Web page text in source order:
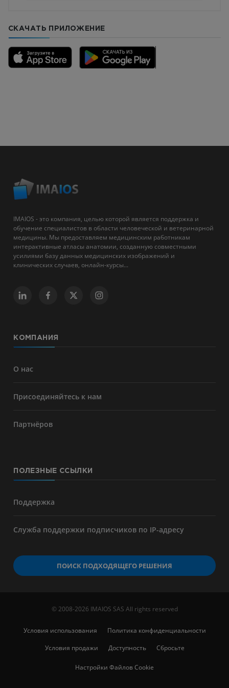
СКАЧАТЬ ПРИЛОЖЕНИЕ
IMAIOS - это компания, целью которой является поддержка и
обучение специалистов в области человеческой и ветеринарной
медицины. Мы предоставляем медицинским работникам
интерактивные атласы анатомии, созданную совместными
усилиями базу данных медицинских изображений и
клинических случаев, онлайн-курсы...
КОМПАНИЯ
О нас
Присоединяйтесь к нам
Партнёров
ПОЛЕЗНЫЕ ССЫЛКИ
Поддержка
Служба поддержки подписчиков по IP-адресу
ПОИСК ПОДХОДЯЩЕГО РЕШЕНИЯ
© 2008-2026 IMAIOS SAS All rights reserved
Условия использования
Политика конфиденциальности
Условия продажи
Доступность Сбросьте
Настройки Файлов Cookie